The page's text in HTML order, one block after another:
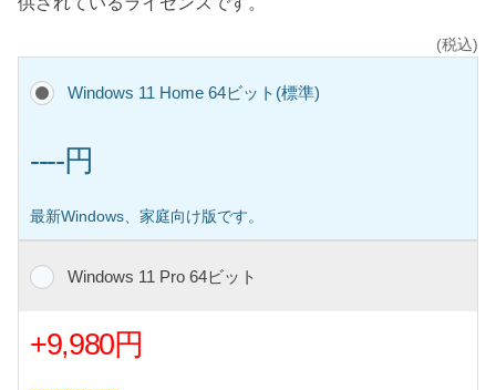
(税込)
Windows 11 Home 64ビット(標準)
----円
最新Windows、家庭向け版です。
Windows 11 Pro 64ビット
+9,980円